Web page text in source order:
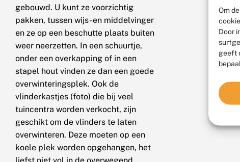
Om
Door
geeft
gebouwd. U kunt ze voorzichtig
pakken, tussen wijs- en middelvinger
en ze op een beschutte plaats buiten
weer neerzetten. In een schuurtje,
onder een overkapping of in een
stapel hout vinden ze dan een goede
overwinteringsplek. Ook de
vlinderkastjes (foto) die bij veel
tuincentra worden verkocht, zijn
geschikt om de vlinders te laten
overwinteren. Deze moeten op een
koele plek worden opgehangen, het